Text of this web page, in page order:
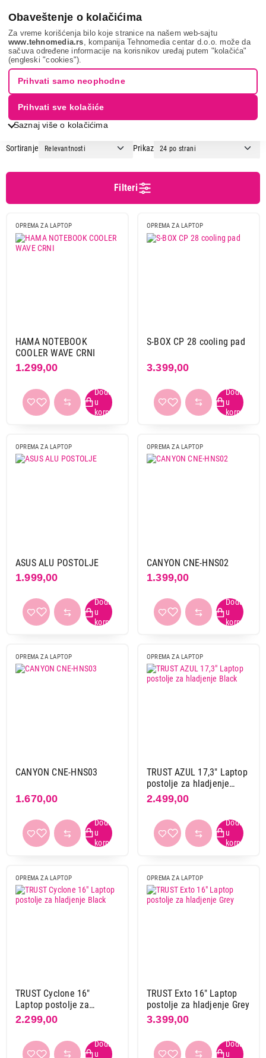
Obaveštenje o kolačićima
Za vreme korišćenja bilo koje stranice na našem web-sajtu
www.tehnomedia.rs , kompanija Tehnomedia centar d.o.o. može da
sačuva određene informacije na korisnikov uređaj putem "kolačića"
(engleski "cookies").
Saznaj više o kolačićima
Prihvati samo neophodne
Prihvati sve kolačiće
It & gaming Oprema za laptop Postolja i hladnjaci za laptop
Brend
Marvo
Orico
S-box
1
Trust
9
Primeni filtere
POSTOLJA ZA HLAĐENJE
Sortiranje Prikaz
1 2
Filteri
OPREMA ZA LAPTOP
HAMA NOTEBOOK
COOLER WAVE CRNI
1.299,00
OPREMA ZA LAPTOP
S-BOX CP 28 cooling pad
3.399,00
OPREMA ZA LAPTOP
ASUS ALU POSTOLJE
1.999,00
OPREMA ZA LAPTOP
CANYON CNE-HNS02
1.399,00
OPREMA ZA LAPTOP
CANYON CNE-HNS03
1.670,00
OPREMA ZA LAPTOP
TRUST AZUL 17,3" Laptop
postolje za hladjenje
Black
2.499,00
OPREMA ZA LAPTOP
TRUST Cyclone 16"
Laptop postolje za
hladjenje Black
2.299,00
OPREMA ZA LAPTOP
TRUST Exto 16" Laptop
postolje za hladjenje Grey
3.399,00